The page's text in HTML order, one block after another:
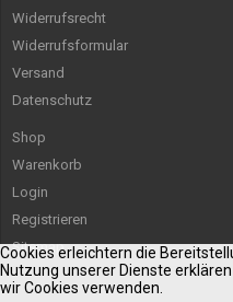
Widerrufsrecht
Widerrufsformular
Versand
Datenschutz
Shop
Warenkorb
Login
Registrieren
Sitemap
Cookies erleichtern die
Nutzung unserer Dienste
wir Cookies verwenden.